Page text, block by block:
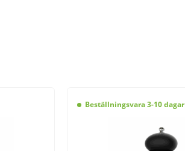
Beställningsvara 3-10 dagar